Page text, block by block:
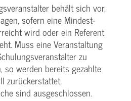
behält sich vor,
sofern eine Mindest­
wird oder ein Referent
Muss eine Veranstaltung
zu
so werden bereits gezahlte
zurückerstattet.
sind ausgeschlossen.